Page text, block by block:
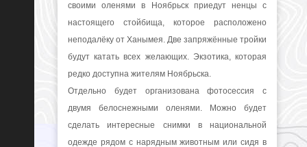
своими оленями в Ноябрьск приедут ненцы с
настоящего стойбища, которое расположено
неподалёку от Ханымея. Две запряжённые тройки
будут катать всех желающих. Экзотика, которая
редко доступна жителям Ноябрьска.
Отдельно будет организована фотосессия с
двумя белоснежными оленями. Можно будет
сделать интересные снимки в национальной
одежде рядом с нарядным животным или сидя в